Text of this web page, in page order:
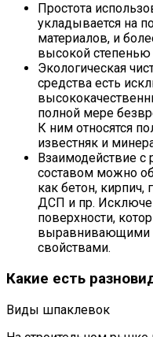
Простота
укладывается на
материалов, и
высокой степенью
Экологическая
средства есть
полной мере
К ним относятся
известняк и
Взаимодействие
составом можно
как бетон, кирпич,
ДСП и пр.
поверхности,
выравнивающими
свойствами.
Какие есть
Виды шпаклевок